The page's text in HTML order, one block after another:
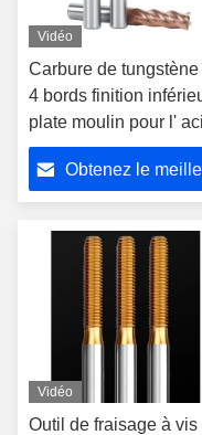
Vidéo
Carbure de tungstène
4 bords finition
plate moulin pour l'
centre d'usinage CNC
Obtenez le
Vidéo
Outil de fraisage à vis